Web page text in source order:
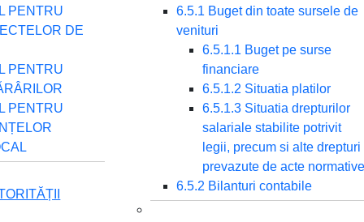
PENTRU
DE
PENTRU
PENTRU
6.5.1 Buget din toate sursele de
venituri
6.5.1.1 Buget pe surse
financiare
6.5.1.2 Situatia platilor
6.5.1.3 Situatia drepturilor
salariale stabilite potrivit
legii, precum si alte drepturi
prevazute de acte normative
6.5.2 Bilanturi contabile